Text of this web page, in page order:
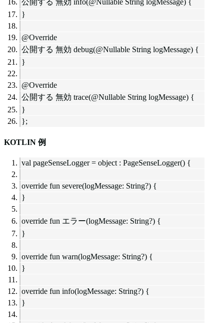
}
@Override
公開する 無効 debug(@Nullable String logMessage) {
}
@Override
公開する 無効 trace(@Nullable String logMessage) {
}
};
KOTLIN 例
val pageSenseLogger = object : PageSenseLogger() {
override fun severe(logMessage: String?) {
}
override fun エラー(logMessage: String?) {
}
override fun warn(logMessage: String?) {
}
override fun info(logMessage: String?) {
}